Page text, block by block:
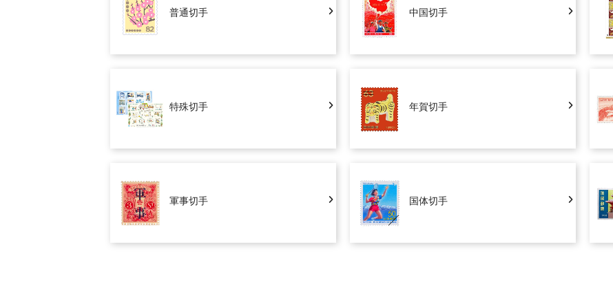
普通切手 中国切手
特殊切手 年賀切手
軍事切手 国体切手